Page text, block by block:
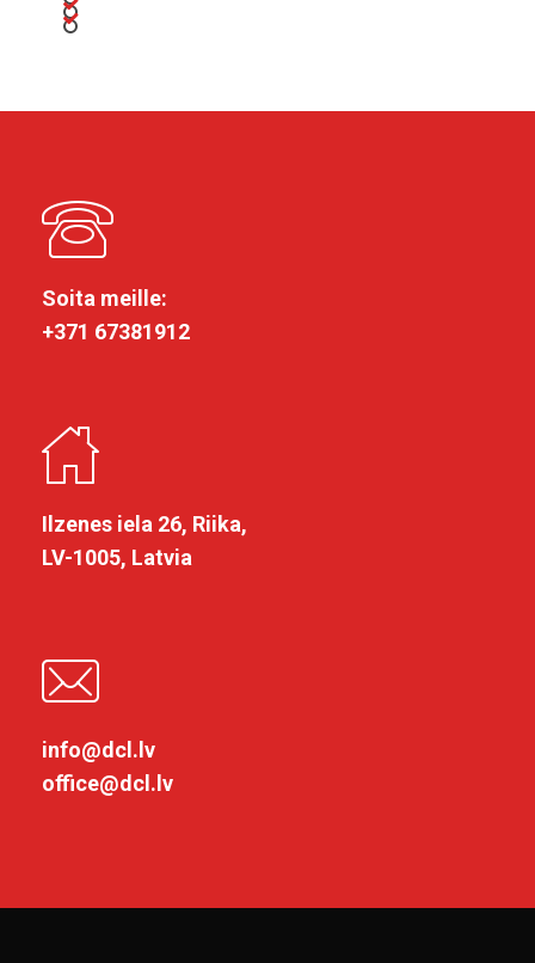
Soita meille:
+371 67381912
Ilzenes iela 26, Riika,
LV-1005, Latvia
info@dcl.lv
office@dcl.lv